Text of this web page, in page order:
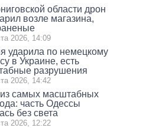
области дрон
возле магазина,
2026, 14:09
ударила по немецкому
в Украине, есть
разрушения
2026, 14:42
самых масштабных
часть Одессы
без света
2026, 12:22